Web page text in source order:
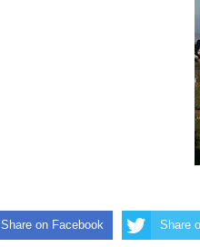
ΝΟΕΜΒΡΙΟΣ
Αδελφές
Πρωτάθλημα με
Ξεκινούν οι
Share on Facebook Share